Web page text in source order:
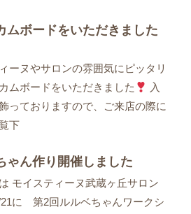
ムボードをいただきました
ーヌやサロンの雰囲気にピッタリ
ムボードをいただきました
入
っておりますので、ご来店の際に
下
ゃん作り開催しました
モイスティーヌ武蔵ヶ丘サロン
に 第2回ルルベちゃんワークシ